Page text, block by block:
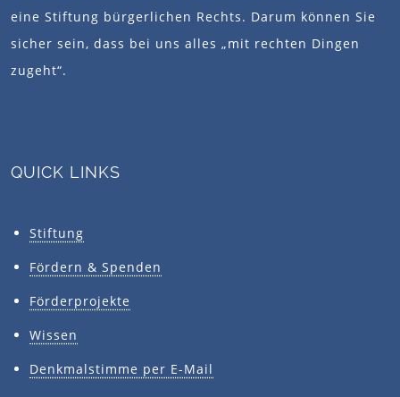
eine Stiftung bürgerlichen Rechts. Darum können Sie
sicher sein, dass bei uns alles „mit rechten Dingen
zugeht“.
QUICK LINKS
Stiftung
Fördern & Spenden
Förderprojekte
Wissen
Denkmalstimme per E-Mail